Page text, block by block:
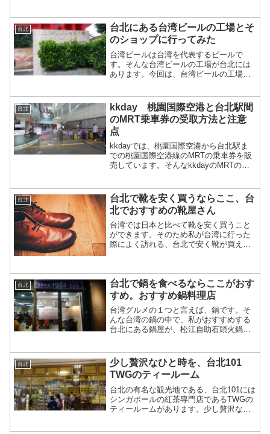
る場所を今回は紹介したいと思います。
台北
台北にある台湾ビールの工場とそ
のショップに行ってみた
台湾ビールは台湾を代表するビールで
す。そんな台湾ビールの工場が台北には
あります。今回は、台湾ビールの工場内
行ってきたので、台湾ビール工場とショ
ップを紹介したいと思います。
台北
kkday 桃園国際空港と台北駅間
のMRT乗車券の受取方法と注意
点
kkdayでは、桃園国際空港から台北駅ま
での桃園国際空港線のMRTの乗車券を販
売しています。そんなkkdayのMRTの乗
思います。
台北
台北で靴を安く買うならここ、台
北でおすすめの靴屋さん
台湾では日本と比べて靴を安く買うこと
ができます。そのため私が台湾に行った
際によく訪れる、台北で安く靴が買える
台北
台北で鍋を食べるならここがおす
すめ。おすすめ鍋料理店
台湾グルメの１つと言えば、鍋です。そ
んな台湾の鍋の中で、私がおすすめする
台北にある鍋屋が、松江自助石頭火鍋城
きます。
台北
少し贅沢なひと時を、台北101
TWGのティールーム
台北の有名な観光地である、台北101には
シンガポールの紅茶専門店であるTWGの
ティールームがあります。少し贅沢な時